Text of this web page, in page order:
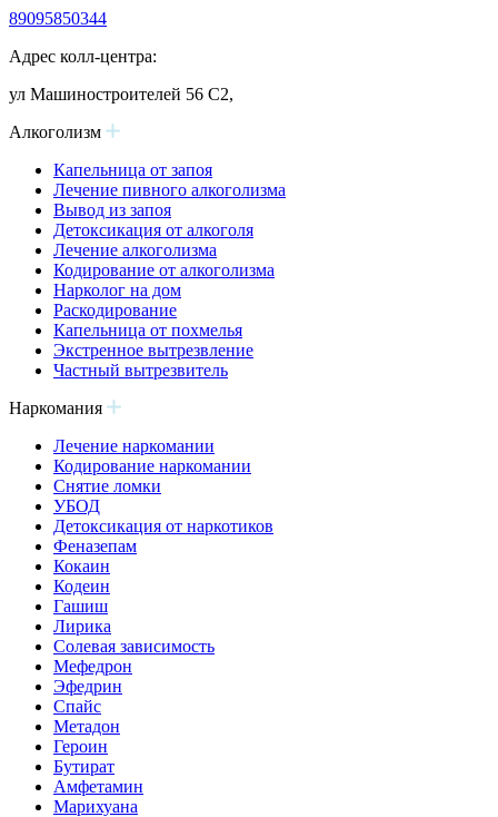
89095850344
Адрес колл-центра:
ул Машиностроителей 56 С2,
Алкоголизм
Капельница от запоя
Лечение пивного алкоголизма
Вывод из запоя
Детоксикация от алкоголя
Лечение алкоголизма
Кодирование от алкоголизма
Нарколог на дом
Раскодирование
Капельница от похмелья
Экстренное вытрезвление
Частный вытрезвитель
Наркомания
Лечение наркомании
Кодирование наркомании
Снятие ломки
УБОД
Детоксикация от наркотиков
Феназепам
Кокаин
Кодеин
Гашиш
Лирика
Солевая зависимость
Мефедрон
Эфедрин
Спайс
Метадон
Героин
Бутират
Амфетамин
Марихуана